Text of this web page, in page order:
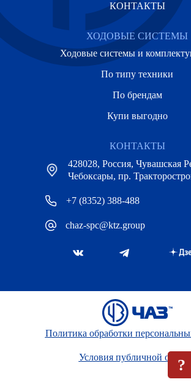
?
КОНТАКТЫ
ХОДОВЫЕ СИСТЕМЫ
Ходовые системы и
По типу техники
По брендам
Купи выгодно
КОНТАКТЫ
428028, Россия, Чувашская
Чебоксары, пр.
+7 (8352) 388-488
chaz-spc@ktz.group
Политика обработки
Условия публичной